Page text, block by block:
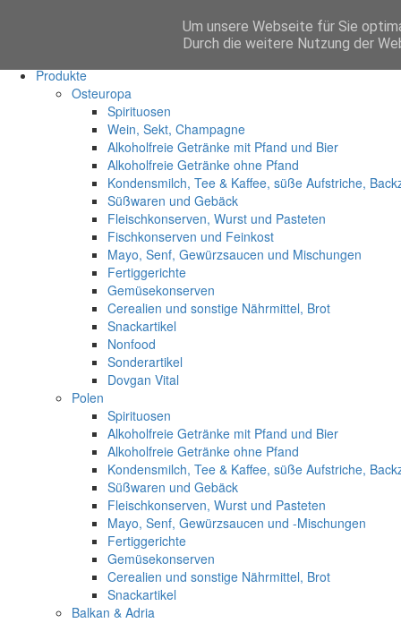
Produkte
Osteuropa
Spirituosen
Wein, Sekt, Champagne
Alkoholfreie Getränke mit Pfand und Bier
Alkoholfreie Getränke ohne Pfand
Kondensmilch, Tee & Kaffee, süße Aufstriche,
Süßwaren und Gebäck
Fleischkonserven, Wurst und Pasteten
Fischkonserven und Feinkost
Mayo, Senf, Gewürzsaucen und Mischungen
Fertiggerichte
Gemüsekonserven
Cerealien und sonstige Nährmittel, Brot
Snackartikel
Nonfood
Sonderartikel
Dovgan Vital
Polen
Spirituosen
Alkoholfreie Getränke mit Pfand und Bier
Alkoholfreie Getränke ohne Pfand
Kondensmilch, Tee & Kaffee, süße Aufstriche,
Süßwaren und Gebäck
Fleischkonserven, Wurst und Pasteten
Mayo, Senf, Gewürzsaucen und -Mischungen
Fertiggerichte
Gemüsekonserven
Cerealien und sonstige Nährmittel, Brot
Snackartikel
Balkan & Adria
Um unsere Webseite für Sie
Durch die weitere Nutzung der